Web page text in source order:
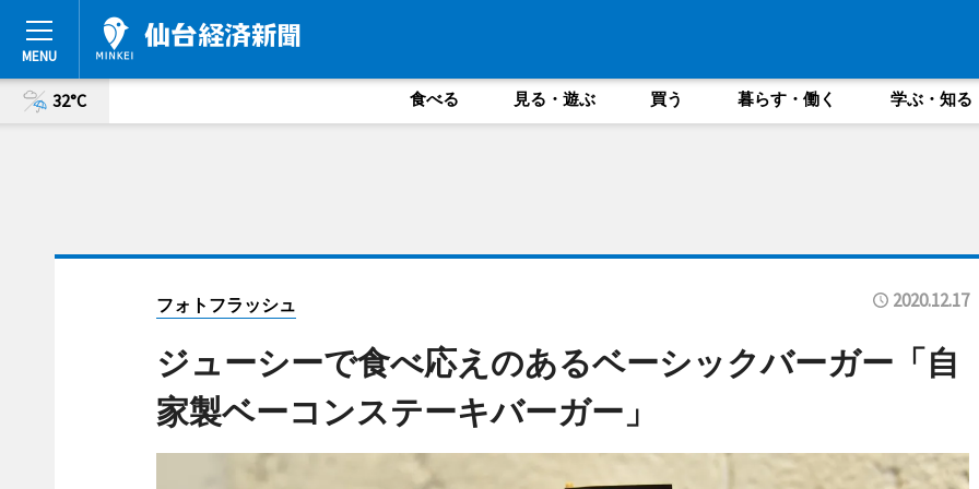
32°C 食べる 見る・遊ぶ 買う 暮らす・働く 学ぶ・知る
フォトフラッシュ 2020.12.17
ジューシーで食べ応えのあるベーシックバーガー「自
家製ベーコンステーキバーガー」